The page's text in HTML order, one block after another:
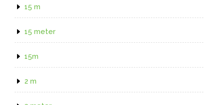
15 m
15 meter
15m
2 m